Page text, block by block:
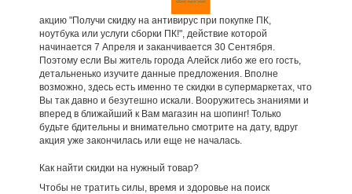
акцию "Получи скидку на антивирус при покупке ПК,
ноутбука или услуги сборки ПК!", действие которой
начинается 7 Апреля и заканчивается 30 Сентября.
Поэтому если Вы житель города Алейск либо же его гость,
детальненько изучите данные предложения. Вполне
возможно, здесь есть именно те скидки в супермаркетах, что
Вы так давно и безутешно искали. Вооружитесь знаниями и
вперед в ближайший к Вам магазин на шопинг! Только
будьте бдительны и внимательно смотрите на дату, вдруг
акция уже закончилась или еще не началась.
Как найти скидки на нужный товар?
Чтобы не тратить силы, время и здоровье на поиск